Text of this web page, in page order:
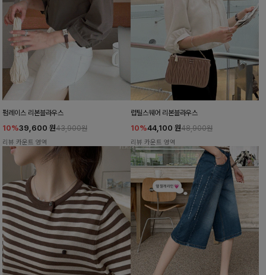
펌레이스 리본블라우스
10%39,600 원43,900원
리뷰 카운트 영역
럽틸스퀘어 리본블라우스
10%44,100 원48,900원
리뷰 카운트 영역